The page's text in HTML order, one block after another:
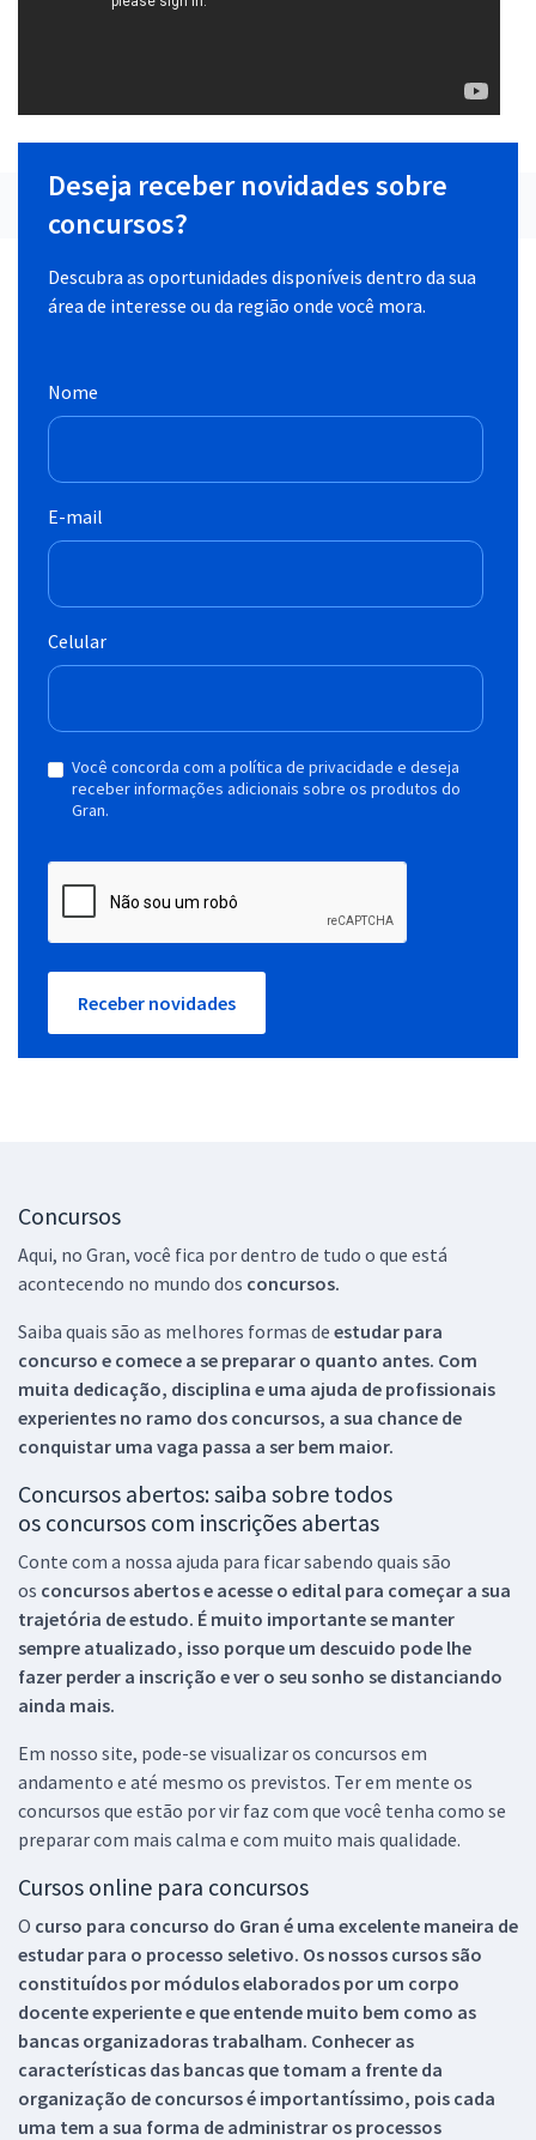
Deseja receber novidades sobre
concursos?
Descubra as oportunidades disponíveis dentro da sua
área de interesse ou da região onde você mora.
Nome
E-mail
Celular
Você concorda com a política de privacidade e deseja
receber informações adicionais sobre os produtos do
Gran.
Receber novidades
Concursos
Aqui, no Gran, você fica por dentro de tudo o que está
acontecendo no mundo dos concursos.
Saiba quais são as melhores formas de estudar para
concurso e comece a se preparar o quanto antes. Com
muita dedicação, disciplina e uma ajuda de profissionais
experientes no ramo dos concursos, a sua chance de
conquistar uma vaga passa a ser bem maior.
Concursos abertos: saiba sobre todos
os concursos com inscrições abertas
Conte com a nossa ajuda para ficar sabendo quais são
os concursos abertos e acesse o edital para começar a sua
trajetória de estudo. É muito importante se manter
sempre atualizado, isso porque um descuido pode lhe
fazer perder a inscrição e ver o seu sonho se distanciando
ainda mais.
Em nosso site, pode-se visualizar os concursos em
andamento e até mesmo os previstos. Ter em mente os
concursos que estão por vir faz com que você tenha como se
preparar com mais calma e com muito mais qualidade.
Cursos online para concursos
O curso para concurso do Gran é uma excelente maneira de
estudar para o processo seletivo. Os nossos cursos são
constituídos por módulos elaborados por um corpo
docente experiente e que entende muito bem como as
bancas organizadoras trabalham. Conhecer as
características das bancas que tomam a frente da
organização de concursos é importantíssimo, pois cada
uma tem a sua forma de administrar os processos